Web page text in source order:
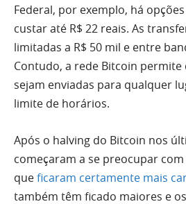
Federal, por exemplo, há
custar até R$ 22 reais. As
limitadas a R$ 50 mil e entre
Contudo, a rede Bitcoin
sejam enviadas para qualquer
limite de horários.
Após o halving do Bitcoin nos
começaram a se preocupar
queficaram certamente mais
também têm ficado maiores e